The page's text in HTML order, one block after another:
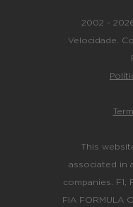
2002 -
Velocidade.
This
associated in
companies. F1,
FIA FORMULA